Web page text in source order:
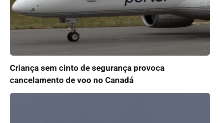
Criança sem cinto de segurança provoca
cancelamento de voo no Canadá